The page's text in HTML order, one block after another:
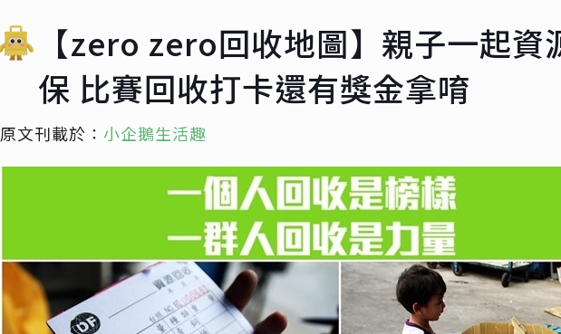
【zero zero回收地圖】親子一起資
保 比賽回收打卡還有獎金拿唷
原文刊載於： 小企鵝生活趣